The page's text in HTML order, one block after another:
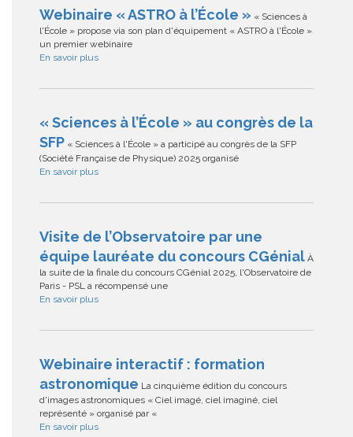
Webinaire « ASTRO à l’École » « Sciences à
l'École » propose via son plan d'équipement « ASTRO à l'École »
un premier webinaire
En savoir plus
« Sciences à l’École » au congrès de la
SFP « Sciences à l'École » a participé au congrès de la SFP
(Société Française de Physique) 2025 organisé
En savoir plus
Visite de l’Observatoire par une
équipe lauréate du concours CGénial À
la suite de la finale du concours CGénial 2025, l'Observatoire de
Paris - PSL a récompensé une
En savoir plus
Webinaire interactif : formation
astronomique La cinquième édition du concours
d'images astronomiques « Ciel imagé, ciel imaginé, ciel
représenté » organisé par «
En savoir plus